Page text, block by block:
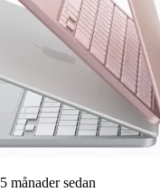
5 månader sedan